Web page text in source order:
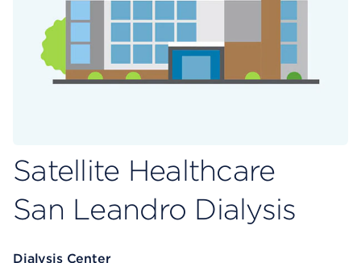
Satellite Healthcare
San Leandro Dialysis
Dialysis Center